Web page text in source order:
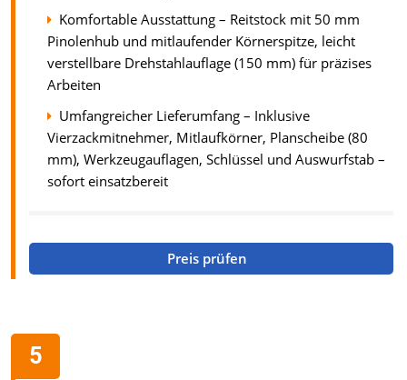
Komfortable Ausstattung – Reitstock mit 50 mm
Pinolenhub und mitlaufender Körnerspitze, leicht
verstellbare Drehstahlauflage (150 mm) für präzises
Arbeiten
Umfangreicher Lieferumfang – Inklusive
Vierzackmitnehmer, Mitlaufkörner, Planscheibe (80
mm), Werkzeugauflagen, Schlüssel und Auswurfstab –
sofort einsatzbereit
Preis prüfen